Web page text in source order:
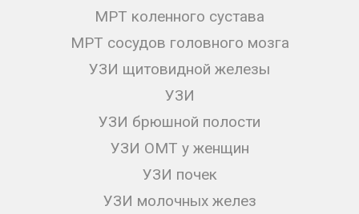
МРТ коленного сустава
МРТ сосудов головного мозга
УЗИ щитовидной железы
УЗИ
УЗИ брюшной полости
УЗИ ОМТ у женщин
УЗИ почек
УЗИ молочных желез